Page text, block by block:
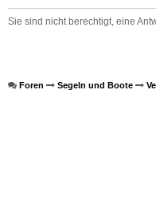
Sie sind nicht berechtigt, eine
Foren Segeln und Boote